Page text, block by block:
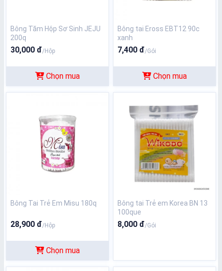
Bông Tăm Hộp Sơ Sinh JEJU
200q
30,000 đ/Hộp
Chọn mua
Bông tai Eross EBT12 90c
xanh
7,400 đ/Gói
Chọn mua
Bông Tai Trẻ Em Misu 180q
28,900 đ/Hộp
Chọn mua
Bông tai Trẻ em Korea BN 13
100que
8,000 đ/Gói